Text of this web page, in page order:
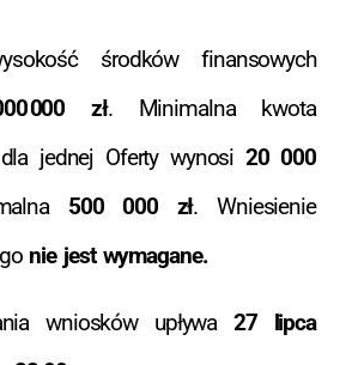
środków finansowych
000 zł. Minimalna kwota
jednej Oferty wynosi 20 000
500 000 zł. Wniesienie
nie jest wymagane.
wniosków upływa 27 lipca